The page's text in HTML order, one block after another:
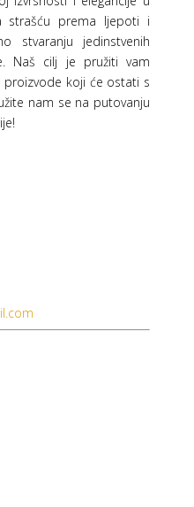
strašću prema ljepoti i
stvaranju jedinstvenih
Naš cilj je pružiti vam
proizvode koji će ostati s
nam se na putovanju